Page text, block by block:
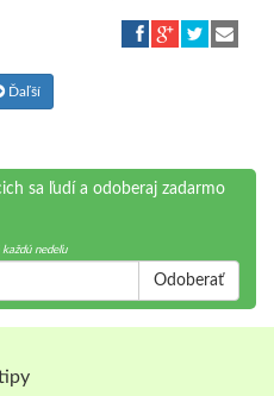
Ďaľší
sa ľudí a odoberaj zadarmo
nedeľu
Odoberať